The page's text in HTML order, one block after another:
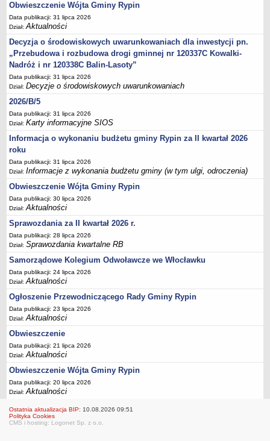
Realizacja inwestycji
Sprawozdania z wykonania budżetu
Sprawozdania kwartalne RB
Sprawozdania finansowe
Informacje z wykonania budżetu gminy (w tym ulgi, odroczenia)
Interpretacje indywidualne
SPRAWY DO ZAŁATWIENIA
BUDOWA PRZYDOMOWYCH OCZYSZCZALNI ŚCIEKÓW -
DOFINANSOWANIE
Preferencyjny zakup węgla
Podania, wnioski, skargi i petycje
Zaświadczenia
Ewidencja ludności - obowiązek meldunkowy
Rejestry i ewidencje
Dowody osobiste
Udostępnianie informacji publicznej
Ewidencja działalności gospodarczej
Podziały nieruchomości
Ochrona środowiska
Dodatki mieszkaniowe
Świadczenia rodzinne, Fundusz alimentacyjny
Stypendia szkolne
Podatki i opłaty lokalne
Młodociani pracownicy
ePUAP - składanie dokumentów przez internet
Wydanie warunków na zjazd z drogi gminnej
Zezwolenie na usunięcie drzewa
Obwieszczenie Wójta Gminy Rypin
Data publikacji: 31 lipca 2026
Dział:Aktualności
Decyzja o środowiskowych uwarunkowaniach dla inwestycji pn.
„Przebudowa i rozbudowa drogi gminnej nr 120337C Kowalki-
Nadróż i nr 120338C Balin-Lasoty”
Data publikacji: 31 lipca 2026
Dział:Decyzje o środowiskowych uwarunkowaniach
2026/B/5
Data publikacji: 31 lipca 2026
Dział:Karty informacyjne SIOS
Informacja o wykonaniu budżetu gminy Rypin za II kwartał 2026
roku
Data publikacji: 31 lipca 2026
Dział:Informacje z wykonania budżetu gminy (w tym ulgi, odroczenia)
Obwieszczenie Wójta Gminy Rypin
Data publikacji: 30 lipca 2026
Dział:Aktualności
Sprawozdania za II kwartał 2026 r.
Data publikacji: 28 lipca 2026
Dział:Sprawozdania kwartalne RB
Samorządowe Kolegium Odwoławcze we Włocławku
Data publikacji: 24 lipca 2026
Dział:Aktualności
Ogłoszenie Przewodniczącego Rady Gminy Rypin
Data publikacji: 23 lipca 2026
Dział:Aktualności
Obwieszczenie
Data publikacji: 21 lipca 2026
Dział:Aktualności
Obwieszczenie Wójta Gminy Rypin
Data publikacji: 20 lipca 2026
Dział:Aktualności
Ostatnia aktualizacja BIP: 10.08.2026 09:51
Polityka Cookies
CMS i hosting: Logonet Sp. z o.o.